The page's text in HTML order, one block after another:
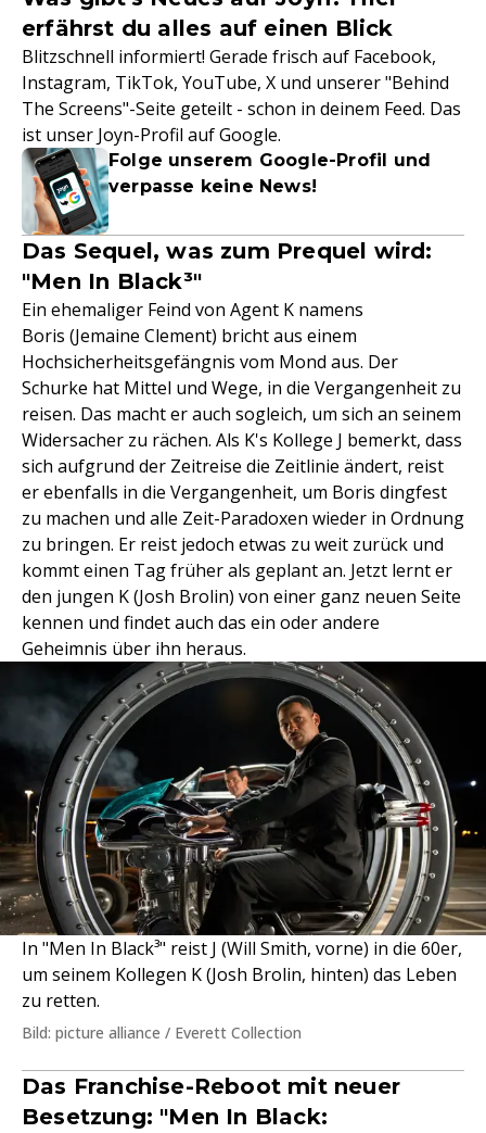
erfährst du alles auf einen Blick
Blitzschnell informiert! Gerade frisch auf Facebook,
Instagram, TikTok, YouTube, X und unserer "Behind
The Screens"-Seite geteilt - schon in deinem Feed. Das
ist unser Joyn-Profil auf Google.
Folge unserem Google-Profil und
verpasse keine News!
Das Sequel, was zum Prequel wird:
"Men In Black³"
Ein ehemaliger Feind von Agent K namens
Boris (Jemaine Clement) bricht aus einem
Hochsicherheitsgefängnis vom Mond aus. Der
Schurke hat Mittel und Wege, in die Vergangenheit zu
reisen. Das macht er auch sogleich, um sich an seinem
Widersacher zu rächen. Als K's Kollege J bemerkt, dass
sich aufgrund der Zeitreise die Zeitlinie ändert, reist
er ebenfalls in die Vergangenheit, um Boris dingfest
zu machen und alle Zeit-Paradoxen wieder in Ordnung
zu bringen. Er reist jedoch etwas zu weit zurück und
kommt einen Tag früher als geplant an. Jetzt lernt er
den jungen K (Josh Brolin) von einer ganz neuen Seite
kennen und findet auch das ein oder andere
Geheimnis über ihn heraus.
In "Men In Black³" reist J (Will Smith, vorne) in die 60er,
um seinem Kollegen K (Josh Brolin, hinten) das Leben
zu retten.
Bild: picture alliance / Everett Collection
Das Franchise-Reboot mit neuer
Besetzung: "Men In Black: